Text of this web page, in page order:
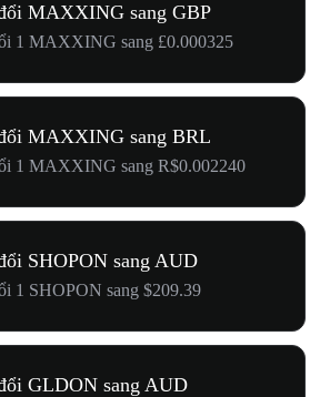
MAXXING sang GBP
1 MAXXING sang £0.000325
MAXXING sang BRL
1 MAXXING sang R$0.002240
SHOPON sang AUD
1 SHOPON sang $209.39
GLDON sang AUD